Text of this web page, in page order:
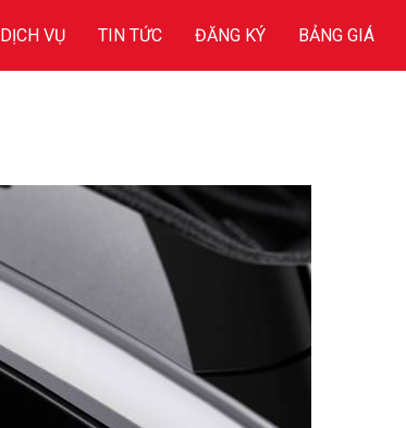
DỊCH VỤ TIN TỨC ĐĂNG KÝ BẢNG GIÁ